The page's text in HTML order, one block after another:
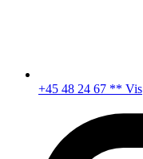
+45 48 24 67 ** Vis